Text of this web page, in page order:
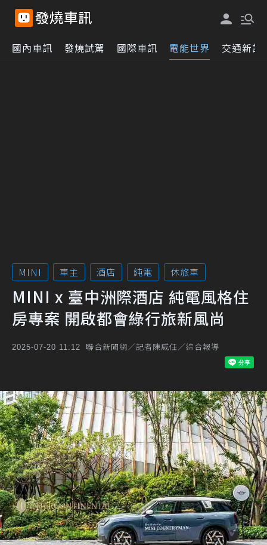
國內車訊 發燒試駕 國際車訊 電能世界 交通新訊
MINI 車主 酒店 純電 休旅車
MINI x 臺中洲際酒店 純電風格住
房專案 開啟都會綠行旅新風尚
2025-07-20 11:12 聯合新聞網／記者陳威任／綜合報導